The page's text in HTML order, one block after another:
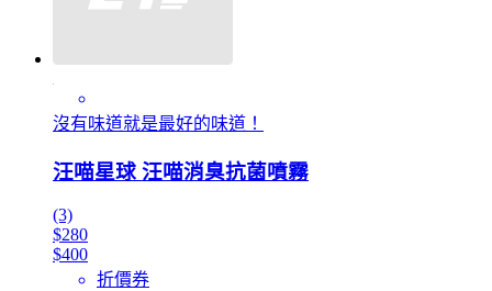
沒有味道就是最好的味道！
汪喵星球 汪喵消臭抗菌噴霧
(3)
$280
$400
折價券